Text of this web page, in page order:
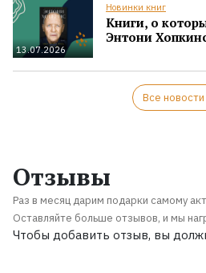
13.07.2026
Новинки книг
Книги, о
Энтони
Все новости
Отзывы
Раз в месяц дарим подарки самому
Оставляйте больше отзывов, и мы
Чтобы добавить отзыв, вы